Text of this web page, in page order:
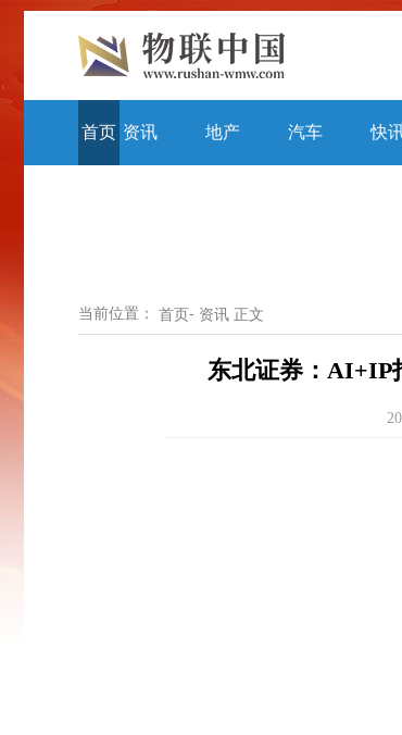
首页 资讯 地产 汽车 快
当前位置： 首页 - 资讯 正文
东北证券：AI+IP